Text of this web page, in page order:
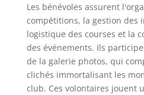
Les bénévoles assurent
compétitions, la gestion des
logistique des courses et la
des événements. Ils
de la galerie photos, qui
clichés immortalisant les
club. Ces volontaires jouent